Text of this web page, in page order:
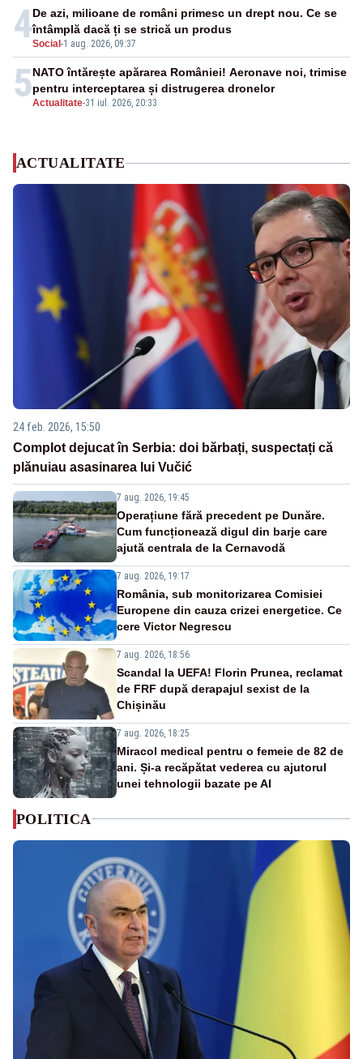
4Social -1 aug. 2026, 09:37
De azi, milioane de români primesc un drept nou. Ce se
întâmplă dacă ți se strică un produs
5Actualitate-31 iul. 2026, 20:33
NATO întărește apărarea României! Aeronave noi, trimise
pentru interceptarea și distrugerea dronelor
ACTUALITATE
24 feb. 2026, 15:50
Complot dejucat în Serbia: doi bărbați, suspectați că
plănuiau asasinarea lui Vučić
7 aug. 2026, 19:45
Operațiune fără precedent pe Dunăre.
Cum funcționează digul din barje care
ajută centrala de la Cernavodă
7 aug. 2026, 19:17
România, sub monitorizarea Comisiei
Europene din cauza crizei energetice. Ce
cere Victor Negrescu
7 aug. 2026, 18:56
Scandal la UEFA! Florin Prunea, reclamat
de FRF după derapajul sexist de la
Chișinău
7 aug. 2026, 18:25
Miracol medical pentru o femeie de 82 de
ani. Și-a recăpătat vederea cu ajutorul
unei tehnologii bazate pe AI
POLITICA